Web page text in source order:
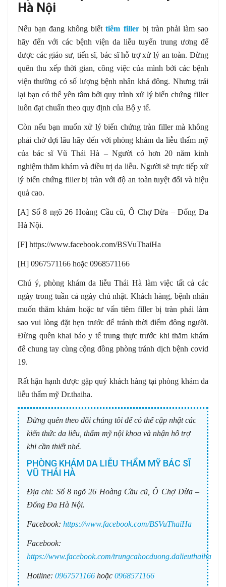
Hà Nội
Nếu bạn đang không biếttiêm fillerbị tràn phải làm sao
hãy đến với các bệnh viện da liễu tuyến trung ương để
được các giáo sư, tiến sĩ, bác sĩ hỗ trợ xử lý an toàn. Đừng
quên thu xếp thời gian, công việc của mình bởi các bệnh
viện thường có số lượng bệnh nhân khá đông. Nhưng trái
lại bạn có thể yên tâm bởi quy trình xử lý biến chứng filler
luôn đạt chuẩn theo quy định của Bộ y tế.
Còn nếu bạn muốn xử lý biến chứng tràn filler mà không
phải chờ đợi lâu hãy đến với phòng khám da liễu thẩm mỹ
của bác sĩ Vũ Thái Hà – Người có hơn 20 năm kinh
nghiệm thăm khám và điều trị da liễu. Người sẽ trực tiếp xử
lý biến chứng filler bị tràn với độ an toàn tuyệt đối và hiệu
quả cao.
[A] Số 8 ngõ 26 Hoàng Cầu cũ, Ô Chợ Dừa – Đống Đa
Hà Nội.
[F] https://www.facebook.com/BSVuThaiHa
[H] 0967571166 hoặc 0968571166
Chú ý, phòng khám da liễu Thái Hà làm việc tất cả các
ngày trong tuần cả ngày chủ nhật. Khách hàng, bệnh nhân
muốn thăm khám hoặc tư vấn tiêm filler bị tràn phải làm
sao vui lòng đặt hẹn trước để tránh thời điểm đông người.
Đừng quên khai báo y tế trung thực trước khi thăm khám
để chung tay cùng cộng đồng phòng tránh dịch bệnh covid
19.
Rất hận hạnh được gặp quý khách hàng tại phòng khám da
liễu thẩm mỹ Dr.thaiha.
Đừng quên theo dõi chúng tôi để có thể cập nhật các
kiến thức da liễu, thẩm mỹ nội khoa và nhận hỗ trợ
khi cần thiết nhé.
PHÒNG KHÁM DA LIỄU THẨM MỸ BÁC SĨ
VŨ THÁI HÀ
Địa chỉ: Số 8 ngõ 26 Hoàng Cầu cũ, Ô Chợ Dừa –
Đống Đa Hà Nội.
Facebook: https://www.facebook.com/BSVuThaiHa
Facebook:
https://www.facebook.com/trungcahocduong.dalieuthaiha
Hotline: 0967571166 hoặc 0968571166